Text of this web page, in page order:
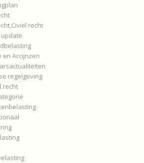
recht
en Accijnzen
regelgeving
recht